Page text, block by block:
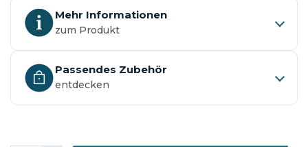
Mehr Informationen
zum Produkt
Passendes Zubehör
entdecken